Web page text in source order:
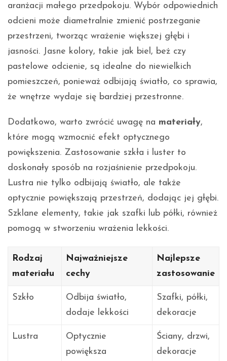
aranżacji małego przedpokoju. Wybór odpowiednich
odcieni może diametralnie zmienić postrzeganie
przestrzeni, tworząc wrażenie większej głębi i
jasności. Jasne kolory, takie jak biel, beż czy
pastelowe odcienie, są idealne do niewielkich
pomieszczeń, ponieważ odbijają światło, co sprawia,
że wnętrze wydaje się bardziej przestronne.
Dodatkowo, warto zwrócić uwagę na materiały,
które mogą wzmocnić efekt optycznego
powiększenia. Zastosowanie szkła i luster to
doskonały sposób na rozjaśnienie przedpokoju.
Lustra nie tylko odbijają światło, ale także
optycznie powiększają przestrzeń, dodając jej głębi.
Szklane elementy, takie jak szafki lub półki, również
pomogą w stworzeniu wrażenia lekkości.
Rodzaj
materiału
Najważniejsze
cechy
Najlepsze
zastosowanie
Szkło
Odbija światło,
dodaje lekkości
Szafki, półki,
dekoracje
Lustra
Optycznie
powiększa
Ściany, drzwi,
dekoracje